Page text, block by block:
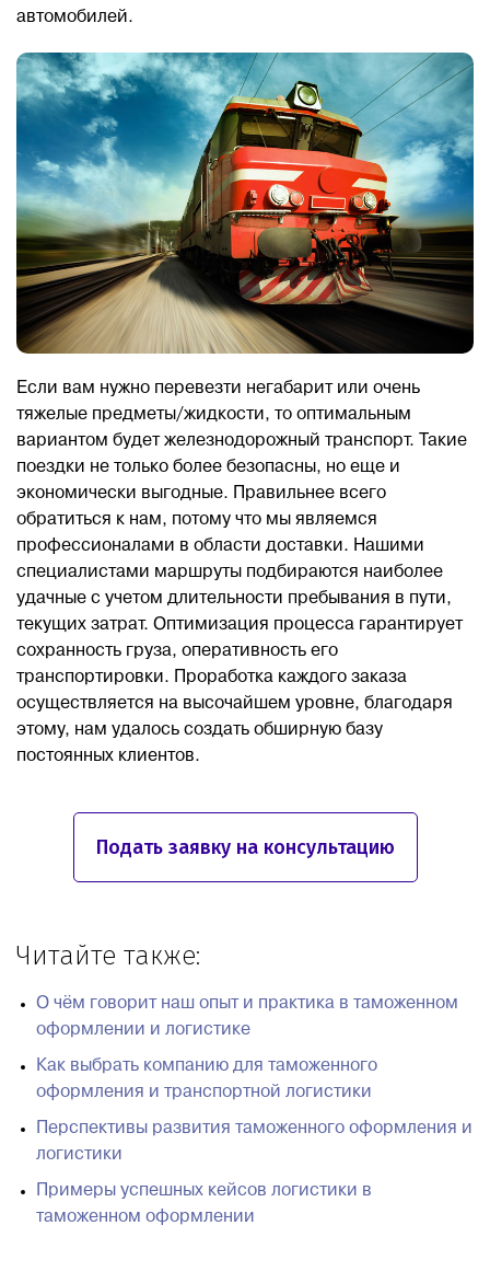
автомобилей.
Если вам нужно перевезти негабарит или очень
тяжелые предметы/жидкости, то оптимальным
вариантом будет железнодорожный транспорт. Такие
поездки не только более безопасны, но еще и
экономически выгодные. Правильнее всего
обратиться к нам, потому что мы являемся
профессионалами в области доставки. Нашими
специалистами маршруты подбираются наиболее
удачные с учетом длительности пребывания в пути,
текущих затрат. Оптимизация процесса гарантирует
сохранность груза, оперативность его
транспортировки. Проработка каждого заказа
осуществляется на высочайшем уровне, благодаря
этому, нам удалось создать обширную базу
постоянных клиентов.
Подать заявку на консультацию
Читайте также:
О чём говорит наш опыт и практика в таможенном
оформлении и логистике
Как выбрать компанию для таможенного
оформления и транспортной логистики
Перспективы развития таможенного оформления и
логистики
Примеры успешных кейсов логистики в
таможенном оформлении